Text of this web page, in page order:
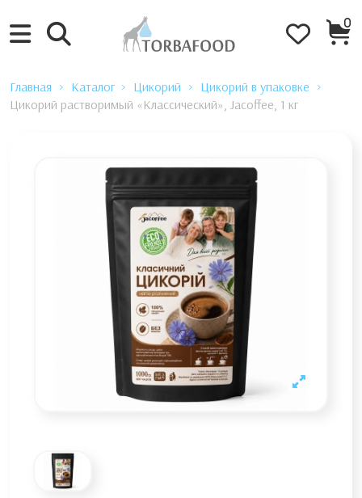
0
Главная Каталог Цикорий
Цикорий в упаковке
Цикорий растворимый «Классический», Jacoffee, 1 кг